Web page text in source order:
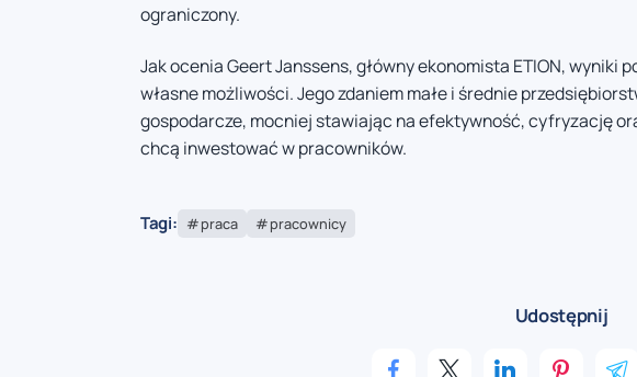
ograniczony.
Jak ocenia Geert Janssens, główny ekonomista ETION, wyniki
własne możliwości. Jego zdaniem małe i średnie
gospodarcze, mocniej stawiając na efektywność, cyfryzację
chcą inwestować w pracowników.
Tagi: praca pracownicy
Udostępnij